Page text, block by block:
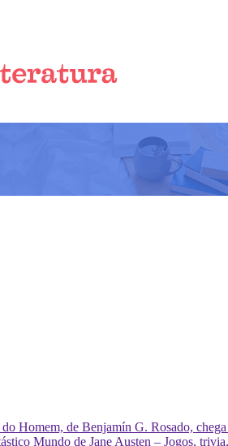
Homem, de Benjamín G. Rosado,
Mundo de Jane Austen – Jogos,